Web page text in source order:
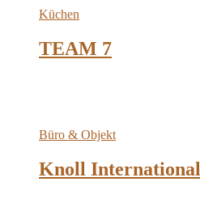
Küchen
TEAM 7
Büro & Objekt
Knoll International